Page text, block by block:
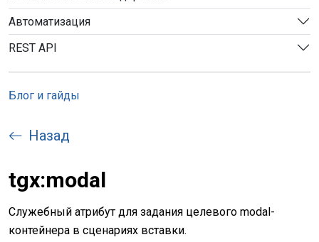
Автоматизация
REST API
Блог и гайды
Назад
tgx:modal
Служебный атрибут для задания целевого modal-
контейнера в сценариях вставки.